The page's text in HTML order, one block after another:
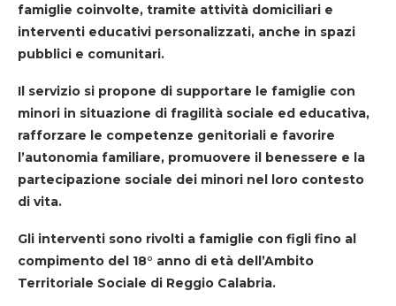
famiglie coinvolte, tramite attività domiciliari e
interventi educativi personalizzati, anche in spazi
pubblici e comunitari.
Il servizio si propone di supportare le famiglie con
minori in situazione di fragilità sociale ed educativa,
rafforzare le competenze genitoriali e favorire
l’autonomia familiare, promuovere il benessere e la
partecipazione sociale dei minori nel loro contesto
di vita.
Gli interventi sono rivolti a famiglie con figli fino al
compimento del 18° anno di età dell’Ambito
Territoriale Sociale di Reggio Calabria.